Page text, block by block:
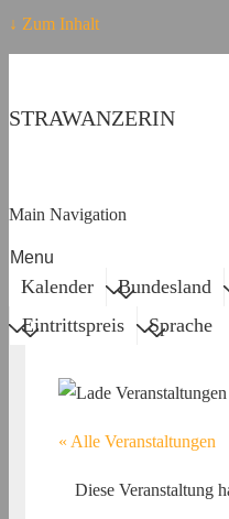
↓ Zum Inhalt
STRAWANZERIN
Main Navigation
Menu
Kalender Bundesland
Eintrittspreis
Sprache
« Alle Veranstaltungen
Diese Veranstaltung